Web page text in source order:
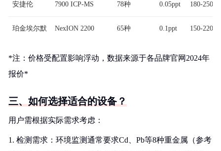
安捷伦 7900 ICP-MS 78种 0.05ppt 180-250
珀金埃尔默 NexION 2200 65种 0.1ppt 150-220
*注：价格受配置影响浮动，数据来源于各品牌官网2024年
报价*
三、如何选择适合的设备？
用户需根据实际需求考虑：
1. 检测需求：环境监测通常要求Cd、Pb等8种重金属（参考